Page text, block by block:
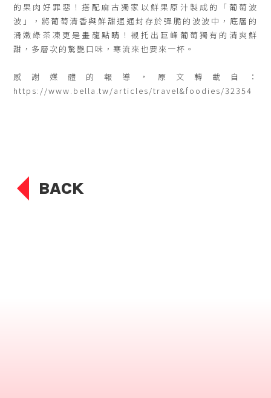
的果肉好罪惡！搭配麻古獨家以鮮果原汁製成的「葡萄波
波」，將葡萄清香與鮮甜通通封存於彈脆的波波中，底層的
滑嫩綠茶凍更是畫龍點睛！襯托出巨峰葡萄獨有的清爽鮮
甜，多層次的驚艷口味，寒流來也要來一杯。
感謝媒體的報導，原文轉載自：
https://www.bella.tw/articles/travel&foodies/32354
BACK